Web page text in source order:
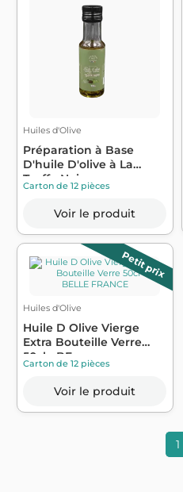
Huiles d'Olive
Préparation à Base
D'huile D'olive à La
Truffe Noire ...
Carton de 12 pièces
Voir le produit
Petit prix
Huiles d'Olive
Huile D Olive Vierge
Extra Bouteille Verre
50cl - BE...
Carton de 12 pièces
Voir le produit
1